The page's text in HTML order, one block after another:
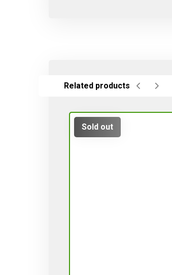
Related products
Sold out